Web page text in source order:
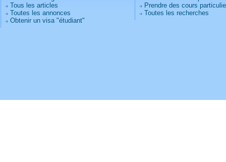
Tous les articles
Toutes les annonces
Obtenir un visa "étudiant"
Prendre des cours
Toutes les recherches